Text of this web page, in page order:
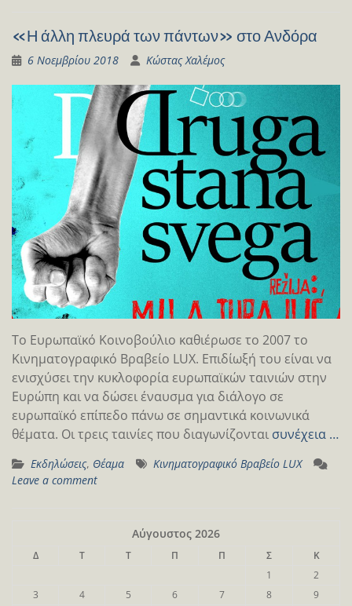
«Η άλλη πλευρά των πάντων» στο Ανδόρα
6 Νοεμβρίου 2018 Κώστας Χαλέμος
Το Ευρωπαϊκό Κοινοβούλιο καθιέρωσε το 2007 το
Κινηματογραφικό Βραβείο LUX. Επιδίωξή του είναι να
ενισχύσει την κυκλοφορία ευρωπαϊκών ταινιών στην
Ευρώπη και να δώσει έναυσμα για διάλογο σε
ευρωπαϊκό επίπεδο πάνω σε σημαντικά κοινωνικά
θέματα. Oι τρεις ταινίες που διαγωνίζονται συνέχεια …
Εκδηλώσεις, Θέαμα
Κινηματογραφικό Βραβείο LUX
Leave a comment
Αύγουστος 2026
Δ Τ Τ Π Π Σ
Κ
1
2
3
4 5 6 7 8
9